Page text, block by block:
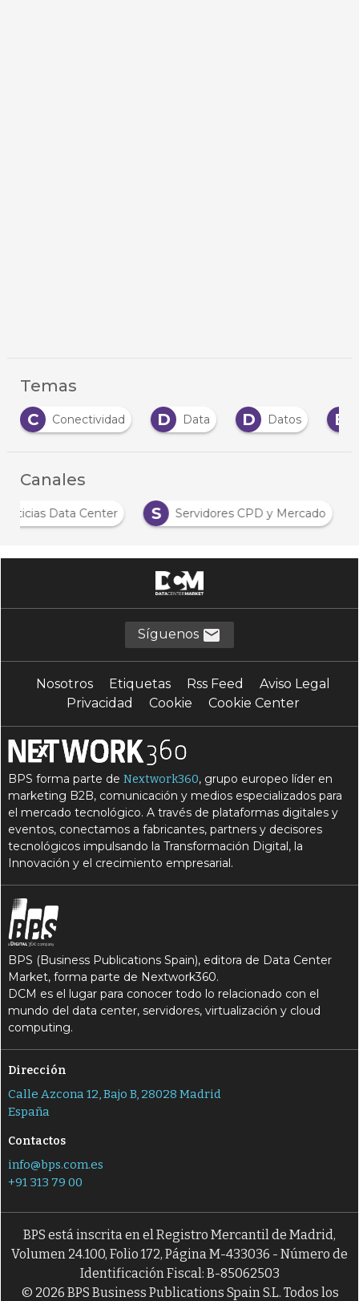
Temas
C
Conectividad D Data D Datos E
Canales
Noticias Data Center S Servidores CPD y Mercado
Síguenos
Nosotros Etiquetas Rss Feed
Aviso Legal
Privacidad
Cookie Cookie Center
BPS forma parte deNextwork360, grupo europeo líder en
marketing B2B, comunicación y medios especializados para
el mercado tecnológico. A través de plataformas digitales y
eventos, conectamos a fabricantes, partners y decisores
tecnológicos impulsando la Transformación Digital, la
Innovación y el crecimiento empresarial.
BPS (Business Publications Spain), editora de Data Center
Market, forma parte de Nextwork360.
DCM es el lugar para conocer todo lo relacionado con el
mundo del data center, servidores, virtualización y cloud
computing.
Dirección
Calle Azcona 12, Bajo B, 28028 Madrid
España
Contactos
info@bps.com.es
+91 313 79 00
BPS está inscrita en el Registro Mercantil de Madrid,
Volumen 24.100, Folio 172, Página M-433036 - Número de
Identificación Fiscal: B-85062503
© 2026 BPS Business Publications Spain S.L. Todos los